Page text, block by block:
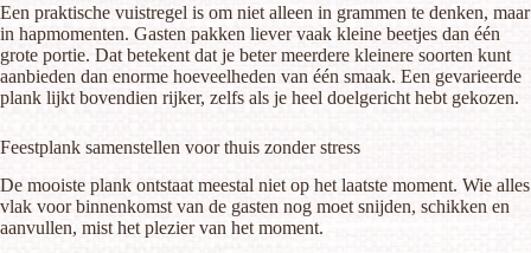
Een praktische vuistregel is om niet alleen in grammen te denken, maar
in hapmomenten. Gasten pakken liever vaak kleine beetjes dan één
grote portie. Dat betekent dat je beter meerdere kleinere soorten kunt
aanbieden dan enorme hoeveelheden van één smaak. Een gevarieerde
plank lijkt bovendien rijker, zelfs als je heel doelgericht hebt gekozen.
Feestplank samenstellen voor thuis zonder stress
De mooiste plank ontstaat meestal niet op het laatste moment. Wie alles
vlak voor binnenkomst van de gasten nog moet snijden, schikken en
aanvullen, mist het plezier van het moment.